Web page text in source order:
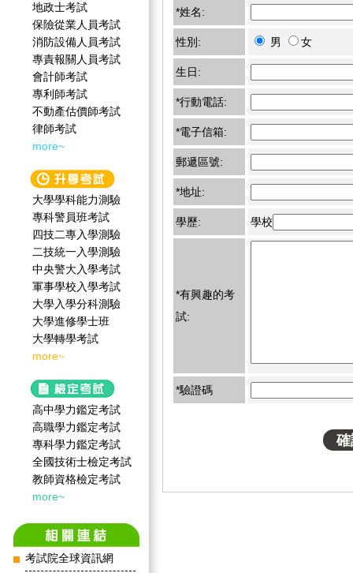
地政士考試
保險從業人員考試
消防設備人員考試
專責報關人員考試
會計師考試
專利師考試
不動產估價師考試
律師考試
more~
大學學科能力測驗
專科警員班考試
四技二專入學測驗
二技統一入學測驗
中央警大入學考試
軍事學校入學考試
大學入學分科測驗
大學進修學士班
大學轉學考試
more~
高中學力鑑定考試
高職學力鑑定考試
專科學力鑑定考試
全國技術士檢定考試
教師資格檢定考試
more~
考試院全球資訊網
*姓名:
性別: 男 女
生日:
*行動電話:
*電子信箱:
郵遞區號:
*地址:
學歷: 學校
*有興趣的考
試:
*驗證碼